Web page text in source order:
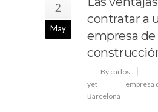
2
May
contratar a
empresa de
By carlos
yet
empresa
Barcelona